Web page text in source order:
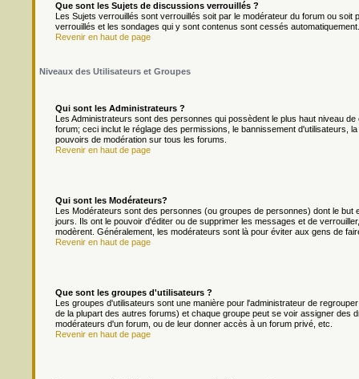
Que sont les Sujets de discussions verrouillés ?
Les Sujets verrouillés sont verrouillés soit par le modérateur du forum ou
verrouillés et les sondages qui y sont contenus sont cessés
Revenir en haut de page
Niveaux des Utilisateurs et Groupes
Qui sont les Administrateurs ?
Les Administrateurs sont des personnes qui possèdent le plus haut niveau
forum; ceci inclut le réglage des permissions, le bannissement d'utilisateurs,
pouvoirs de modération sur tous les forums.
Revenir en haut de page
Qui sont les Modérateurs?
Les Modérateurs sont des personnes (ou groupes de personnes) dont le
jours. Ils ont le pouvoir d'éditer ou de supprimer les messages et de
modèrent. Généralement, les modérateurs sont là pour éviter aux gens de
Revenir en haut de page
Que sont les groupes d'utilisateurs ?
Les groupes d'utilisateurs sont une manière pour l'administrateur de
de la plupart des autres forums) et chaque groupe peut se voir assigner des
modérateurs d'un forum, ou de leur donner accès à un forum privé, etc.
Revenir en haut de page